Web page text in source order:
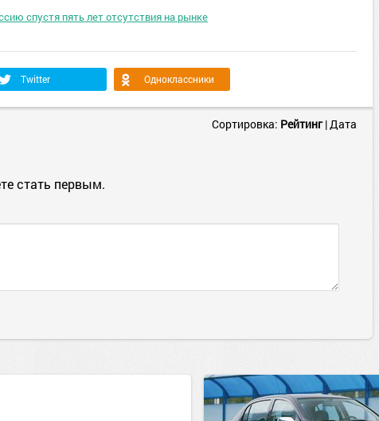
спустя пять лет отсутствия на рынке
Twitter Одноклассники
Сортировка: Рейтинг|Дата
стать первым.